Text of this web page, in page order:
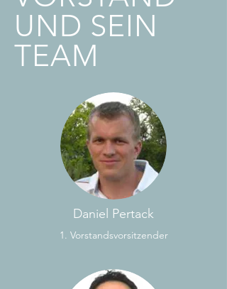
UND SEIN
TEAM
Daniel Pertack
1. Vorstandsvorsitzender